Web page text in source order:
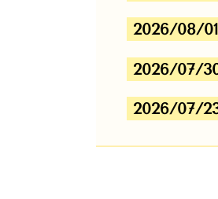
2026/08/01
2026/07/
2026/07/